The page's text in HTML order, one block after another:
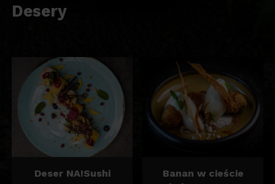
szczypior i puder z nori
Desery
Deser NA!Sushi
Banan w cieście